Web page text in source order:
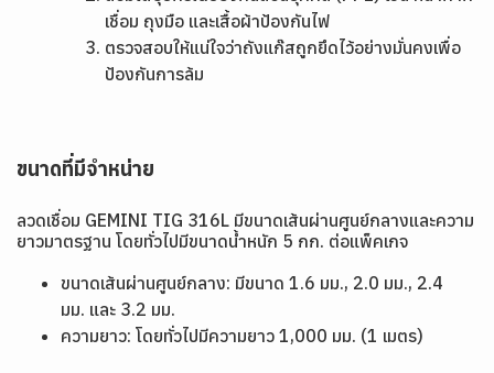
เชื่อม ถุงมือ และเสื้อผ้าป้องกันไฟ
ตรวจสอบให้แน่ใจว่าถังแก๊สถูกยึดไว้อย่างมั่นคงเพื่อ
ป้องกันการล้ม
ขนาดที่มีจำหน่าย
ลวดเชื่อม GEMINI TIG 316L มีขนาดเส้นผ่านศูนย์กลางและความ
ยาวมาตรฐาน โดยทั่วไปมีขนาดน้ำหนัก 5 กก. ต่อแพ็คเกจ
ขนาดเส้นผ่านศูนย์กลาง: มีขนาด 1.6 มม., 2.0 มม., 2.4
มม. และ 3.2 มม.
ความยาว: โดยทั่วไปมีความยาว 1,000 มม. (1 เมตร)